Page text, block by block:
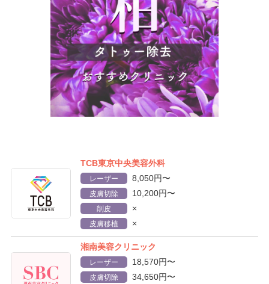
TCB東京中央美容外科
レーザー 8,050円〜
皮膚切除 10,200円〜
削皮 ×
皮膚移植 ×
湘南美容クリニック
レーザー 18,570円〜
皮膚切除 34,650円〜